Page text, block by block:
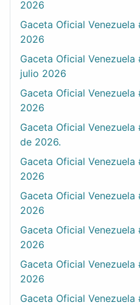
2026
Gaceta Oficial Venezuela
2026
Gaceta Oficial Venezuela
julio 2026
Gaceta Oficial
2026
Gaceta Oficial
de 2026.
Gaceta Oficial
2026
Gaceta Oficial
2026
Gaceta Oficial
2026
Gaceta Oficial
2026
Gaceta Oficial